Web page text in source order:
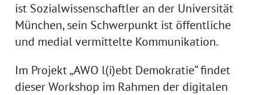
ist Sozialwissenschaftler an der Universität
München, sein Schwerpunkt ist öffentliche
und medial vermittelte Kommunikation.
Im Projekt „AWO l(i)ebt Demokratie“ findet
dieser Workshop im Rahmen der digitalen